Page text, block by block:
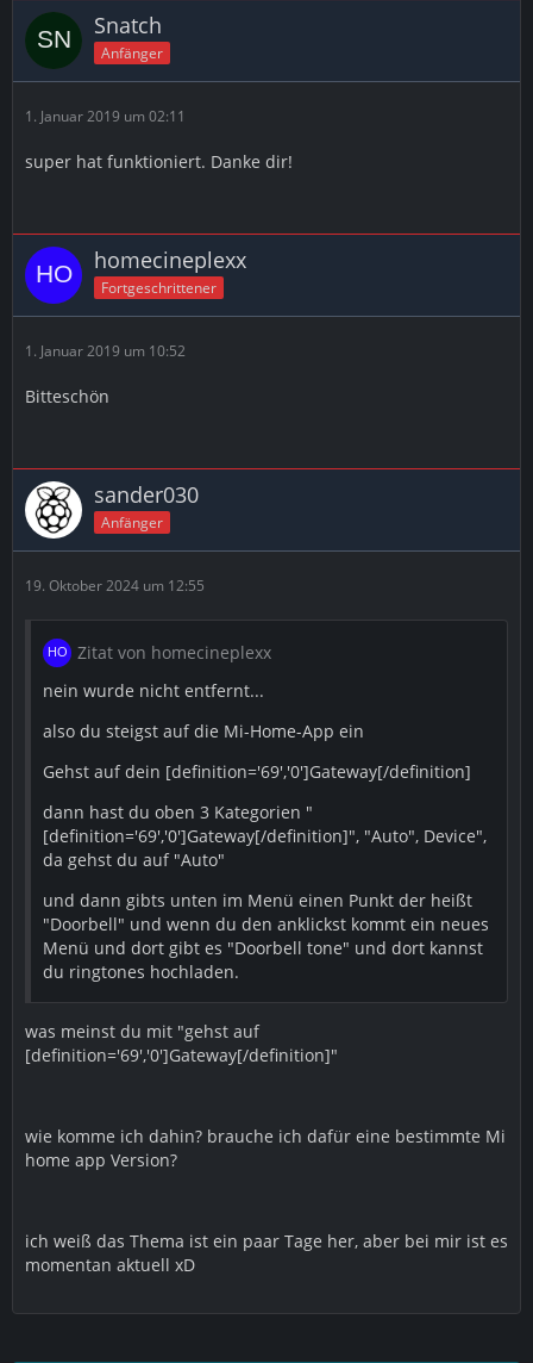
Snatch
Anfänger
1. Januar 2019 um 02:11
super hat funktioniert. Danke dir!
homecineplexx
Fortgeschrittener
1. Januar 2019 um 10:52
Bitteschön
sander030
Anfänger
19. Oktober 2024 um 12:55
Zitat von homecineplexx
nein wurde nicht entfernt...
also du steigst auf die Mi-Home-App ein
Gehst auf dein [definition='69','0']Gateway[/definition]
dann hast du oben 3 Kategorien "
[definition='69','0']Gateway[/definition]", "Auto", Device",
da gehst du auf "Auto"
und dann gibts unten im Menü einen Punkt der heißt
"Doorbell" und wenn du den anklickst kommt ein neues
Menü und dort gibt es "Doorbell tone" und dort kannst
du ringtones hochladen.
was meinst du mit "gehst auf
[definition='69','0']Gateway[/definition]"
wie komme ich dahin? brauche ich dafür eine bestimmte Mi
home app Version?
ich weiß das Thema ist ein paar Tage her, aber bei mir ist es
momentan aktuell xD